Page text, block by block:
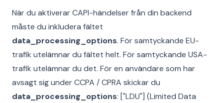
När du aktiverar CAPI-händelser från din backend
måste du inkludera fältet
data_processing_options. För samtyckande EU-
trafik utelämnar du fältet helt. För samtyckande USA-
trafik utelämnar du det. För en användare som har
avsagt sig under CCPA / CPRA skickar du
data_processing_options: ["LDU"] (Limited Data